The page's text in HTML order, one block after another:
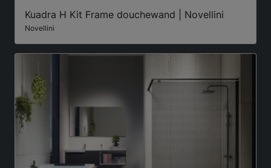
Kuadra H Kit Frame douchewand | Novellini
Novellini